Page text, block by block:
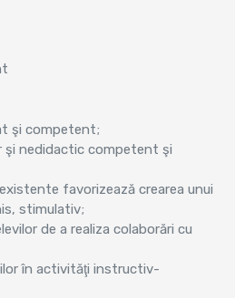
şi competent;
şi nedidactic competent şi
favorizează crearea unui
stimulativ;
de a realiza colaborări cu
în activităţi instructiv-